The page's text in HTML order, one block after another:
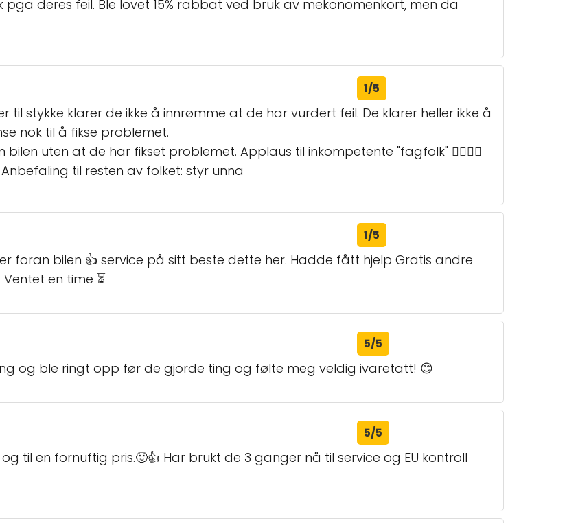
deres feil. Ble lovet 15% rabbat ved bruk av mekonomenkort, men da
1/5
til stykke klarer de ikke å innrømme at de har vurdert feil. De klarer heller ikke å
nok til å fikse problemet.
uten at de har fikset problemet. Applaus til inkompetente "fagfolk" 👌🏼👏🏻
til resten av folket: styr unna
1/5
foran bilen 👍 service på sitt beste dette her. Hadde fått hjelp Gratis andre
en time ⏳
5/5
og ble ringt opp før de gjorde ting og følte meg veldig ivaretatt! 😊
5/5
til en fornuftig pris.🙂👍 Har brukt de 3 ganger nå til service og EU kontroll